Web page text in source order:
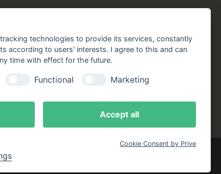
FacebookInstagramYouTubeTikTok
Zustellung durch:
technologies to provide its services, constantly
according to users' interests. I agree to this and can
time with effect for the future.
Functional Marketing
Accept all
Cookie Consent by Prive